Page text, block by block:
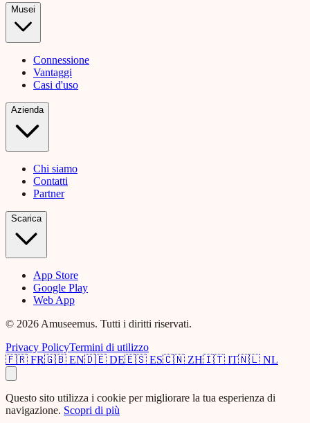
Musei
Connessione
Vantaggi
Casi d'uso
Azienda
Chi siamo
Contatti
Partner
Scarica
App Store
Google Play
Web App
© 2026 Amuseemus. Tutti i diritti riservati.
Privacy PolicyTermini di utilizzo
🇫🇷 FR🇬🇧 EN🇩🇪 DE🇪🇸 ES🇨🇳 ZH🇮🇹 IT🇳🇱 NL
Questo sito utilizza i cookie per migliorare la tua esperienza di
navigazione. Scopri di più